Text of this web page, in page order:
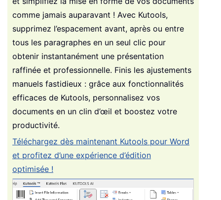
comme jamais auparavant ! Avec Kutools,
supprimez l’espacement avant, après ou entre
tous les paragraphes en un seul clic pour
obtenir instantanément une présentation
raffinée et professionnelle. Finis les ajustements
manuels fastidieux : grâce aux fonctionnalités
efficaces de Kutools, personnalisez vos
documents en un clin d’œil et boostez votre
productivité.
Téléchargez dès maintenant Kutools pour Word
et profitez d’une expérience d’édition
optimisée !